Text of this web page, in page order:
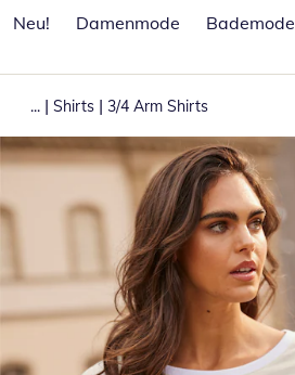
Neu!
Damenmode Bademode
... | Shirts | 3/4 Arm Shirts